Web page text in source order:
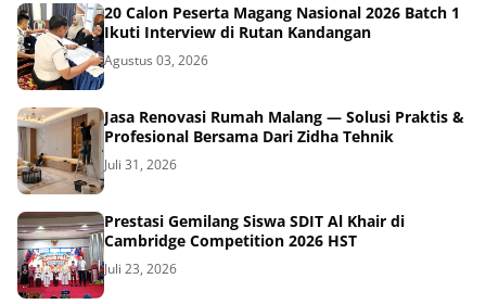
20 Calon Peserta Magang Nasional 2026 Batch 1
Ikuti Interview di Rutan Kandangan
Agustus 03, 2026
Jasa Renovasi Rumah Malang — Solusi Praktis &
Profesional Bersama Dari Zidha Tehnik
Juli 31, 2026
Prestasi Gemilang Siswa SDIT Al Khair di
Cambridge Competition 2026 HST
Juli 23, 2026